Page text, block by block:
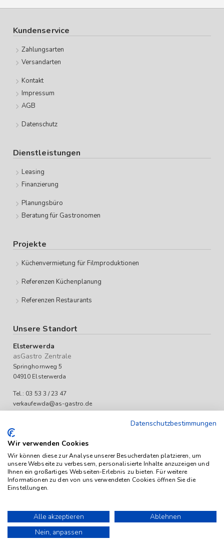
Kundenservice
Zahlungsarten
Versandarten
Kontakt
Impressum
AGB
Datenschutz
Dienstleistungen
Leasing
Finanzierung
Planungsbüro
Beratung für Gastronomen
Projekte
Küchenvermietung für Filmproduktionen
Referenzen Küchenplanung
Referenzen Restaurants
Unsere Standort
Elsterwerda
asGastro Zentrale
Springhornweg 5
04910 Elsterwerda
Tel.: 03 53 3 / 23 47
verkaufewda@as-gastro.de
Mo-Fr 09:00 bis 17:00 Uhr
Das Angebot von as-Gastro richtet sich ausschließlich an
und verstehen sich netto zzgl. geltender gesetzl. USt.
Datenschutzbestimmungen
Wir verwenden Cookies
Wir können diese zur Analyse unserer Besucherdaten platzieren, um
unsere Webseite zu verbessern, personalisierte Inhalte anzuzeigen und
Ihnen ein großartiges Webseiten-Erlebnis zu bieten. Für weitere
Informationen zu den von uns verwendeten Cookies öffnen Sie die
Einstellungen.
Alle akzeptieren
Ablehnen
Nein, anpassen